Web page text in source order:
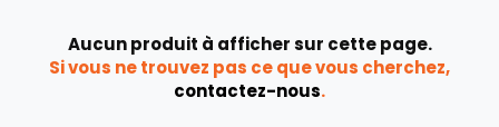
Aucun produit à afficher sur cette page.
Si vous ne trouvez pas ce que vous cherchez,
contactez-nous.